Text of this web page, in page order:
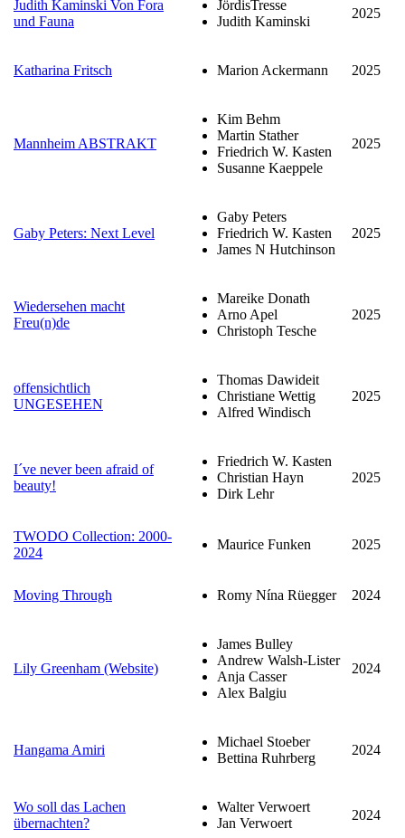
Judith Kaminski Von Fora
und Fauna
JördisTresse
Judith Kaminski
2025
Katharina Fritsch Marion Ackermann 2025
Mannheim ABSTRAKT
Kim Behm
Martin Stather
Friedrich W. Kasten
Susanne Kaeppele
2025
Gaby Peters: Next Level
Gaby Peters
Friedrich W. Kasten
James N Hutchinson
2025
Wiedersehen macht
Freu(n)de
Mareike Donath
Arno Apel
Christoph Tesche
2025
offensichtlich
UNGESEHEN
Thomas Dawideit
Christiane Wettig
Alfred Windisch
2025
I´ve never been afraid of
beauty!
Friedrich W. Kasten
Christian Hayn
Dirk Lehr
2025
TWODO Collection: 2000-
2024
Maurice Funken 2025
Moving Through Romy Nína Rüegger 2024
Lily Greenham (Website)
James Bulley
Andrew Walsh-Lister
Anja Casser
Alex Balgiu
2024
Hangama Amiri
Michael Stoeber
Bettina Ruhrberg
2024
Wo soll das Lachen
übernachten?
Walter Verwoert
Jan Verwoert
2024